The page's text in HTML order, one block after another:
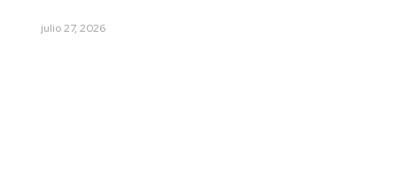
julio 27, 2026